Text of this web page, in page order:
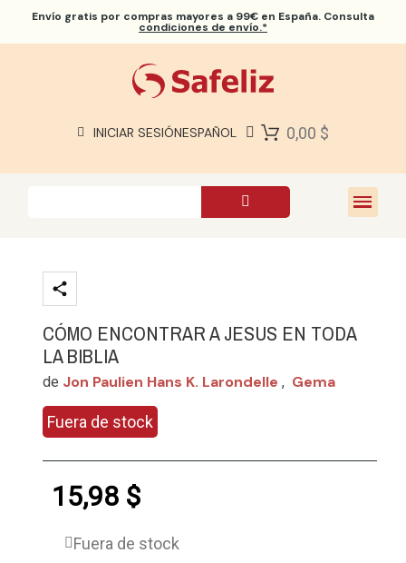
Envío gratis por compras mayores a 99€ en España. Consulta
condiciones de envío.*
INICIAR SESIÓNESPAÑOL 0,00 $
CÓMO ENCONTRAR A JESUS EN TODA
LA BIBLIA
de Jon Paulien Hans K. Larondelle , Gema
Fuera de stock
15,98 $
Fuera de stock